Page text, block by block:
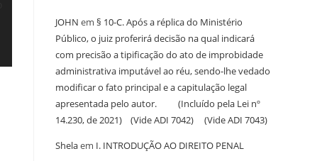
JOHN em§ 10-C. Após a réplica do Ministério
Público, o juiz proferirá decisão na qual indicará
com precisão a tipificação do ato de improbidade
administrativa imputável ao réu, sendo-lhe vedado
modificar o fato principal e a capitulação legal
apresentada pelo autor. (Incluído pela Lei nº
14.230, de 2021) (Vide ADI 7042) (Vide ADI 7043)
Shelaem I. INTRODUÇÃO AO DIREITO PENAL